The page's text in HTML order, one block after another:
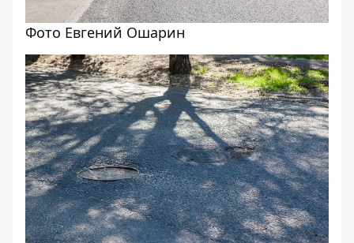
Фото Евгений Ошарин